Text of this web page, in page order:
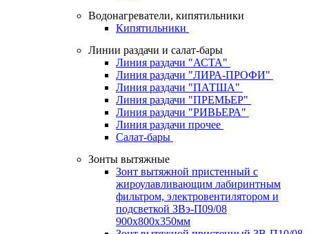
Водонагреватели, кипятильники
Кипятильники
Линии раздачи и салат-бары
Линия раздачи "АСТА"
Линия раздачи "ЛИРА-ПРОФИ"
Линия раздачи "ПАТША"
Линия раздачи "ПРЕМЬЕР"
Линия раздачи "РИВЬЕРА"
Линия раздачи прочее
Салат-бары
Зонты вытяжные
Зонт вытяжной пристенный с
жироулавливающим лабиринтным
фильтром, электровентилятором и
подсветкой ЗВэ-П09/08
900х800х350мм